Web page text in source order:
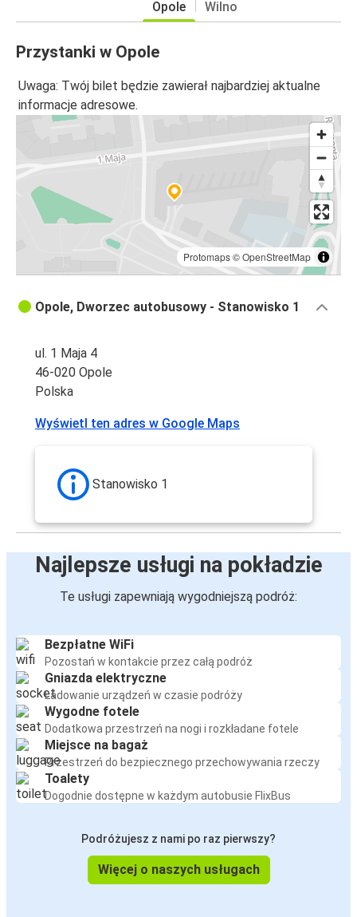
Opole Wilno
Przystanki w Opole
Uwaga: Twój bilet będzie zawierał najbardziej aktualne
informacje adresowe.
Protomaps©OpenStreetMap
Opole, Dworzec autobusowy - Stanowisko 1
ul. 1 Maja 4
46-020 Opole
Polska
Wyświetl ten adres w Google Maps
Stanowisko 1
Najlepsze usługi na pokładzie
Te usługi zapewniają wygodniejszą podróż:
Bezpłatne WiFi
Pozostań w kontakcie przez całą podróż
Gniazda elektryczne
Ładowanie urządzeń w czasie podróży
Wygodne fotele
Dodatkowa przestrzeń na nogi i rozkładane fotele
Miejsce na bagaż
Przestrzeń do bezpiecznego przechowywania rzeczy
Toalety
Dogodnie dostępne w każdym autobusie FlixBus
Podróżujesz z nami po raz pierwszy?
Więcej o naszych usługach